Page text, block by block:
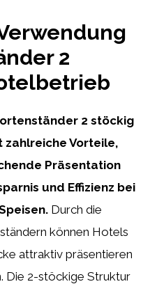
2
2 stöckig
Vorteile,
Präsentation
und Effizienz bei
Durch die
können Hotels
attraktiv präsentieren
Die 2-stöckige Struktur